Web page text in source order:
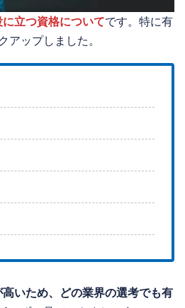
立つ資格についてです。特に有
アップしました。
高いため、どの業界の選考でも有